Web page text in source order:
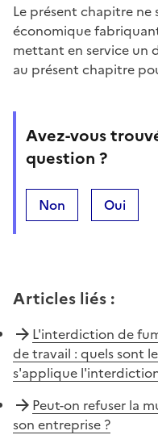
Le présent chapitre
économique
mettant en service un
au présent chapitre
Avez-vous
question ?
Non Oui
Articles liés :
L'interdiction de
de travail : quels sont
s'applique
Peut-on refuser la
son entreprise ?